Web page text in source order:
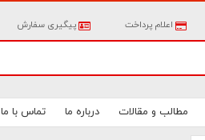
اعلام پرداخت پیگیری سفارش
مطالب و مقالات درباره ما تماس با ما